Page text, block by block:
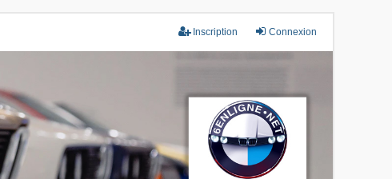
Connexion
Inscription